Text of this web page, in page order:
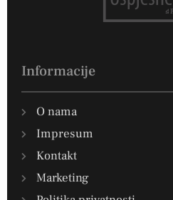
Informacije
O nama
Impresum
Kontakt
Marketing